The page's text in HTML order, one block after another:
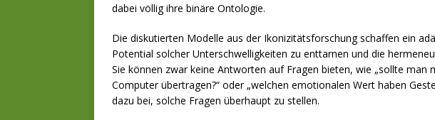
dabei völlig ihre binäre Ontologie.
Die diskutierten Modelle aus der Ikonizitätsforschung schaffen ein
Potential solcher Unterschwelligkeiten zu enttarnen und die
Sie können zwar keine Antworten auf Fragen bieten, wie „sollte man
Computer übertragen?“ oder „welchen emotionalen Wert haben
dazu bei, solche Fragen überhaupt zu stellen.